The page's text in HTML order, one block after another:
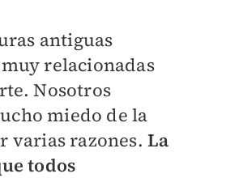
antiguas
relacionadas
Nosotros
miedo de la
varias razones.La
todos